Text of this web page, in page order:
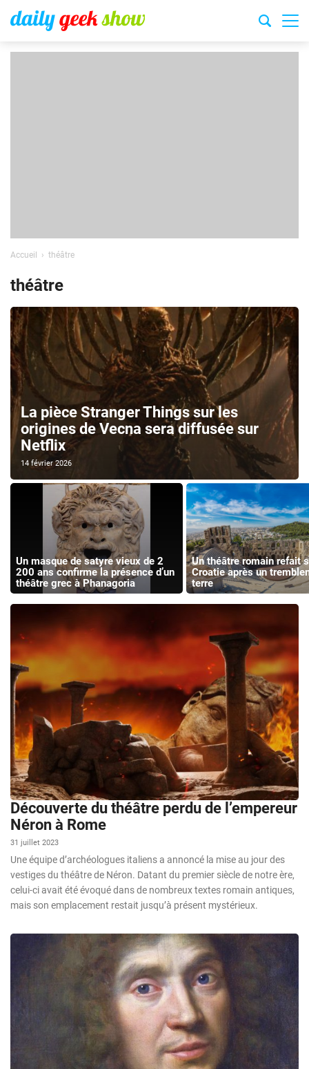
Accueil théâtre
théâtre
La pièce Stranger Things sur les
origines de Vecna sera diffusée sur
Netflix
14 février 2026
Un masque de satyre vieux de 2
200 ans confirme la présence d’un
théâtre grec à Phanagoria
Un théâtre romain refait
Croatie après un
terre
Découverte du théâtre perdu de l’empereur
Néron à Rome
31 juillet 2023
Une équipe d’archéologues italiens a annoncé la mise au jour des
vestiges du théâtre de Néron. Datant du premier siècle de notre ère,
celui-ci avait été évoqué dans de nombreux textes romain antiques,
mais son emplacement restait jusqu’à présent mystérieux.